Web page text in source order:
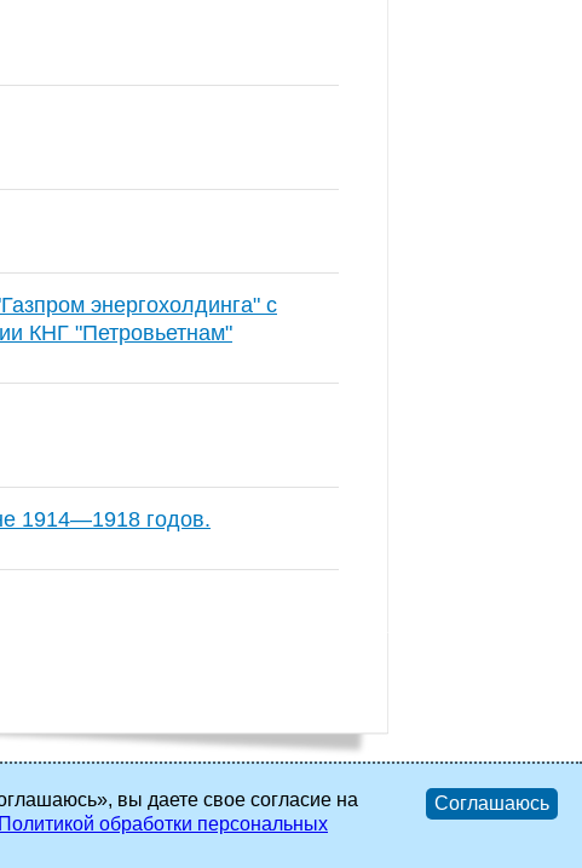
энергохолдинга" с
КНГ "Петровьетнам"
1914—1918 годов.
вы даете свое согласие на
Политикой обработки персональных
Соглашаюсь